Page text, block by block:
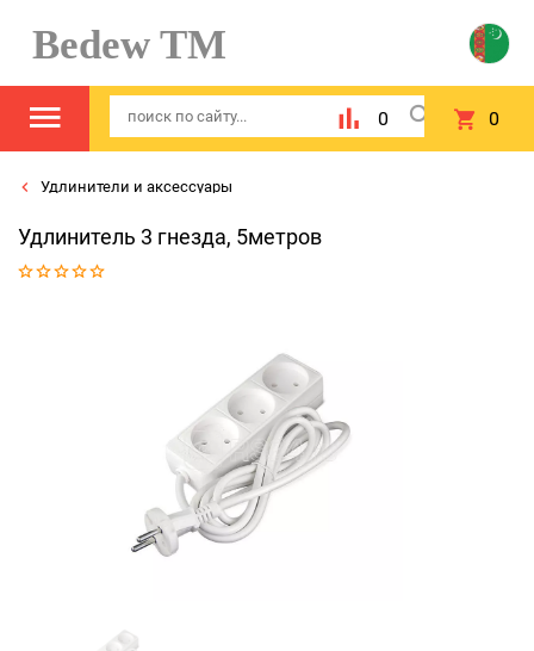
Bedew TM
0 0
Удлинители и аксессуары
Удлинитель 3 гнезда, 5метров